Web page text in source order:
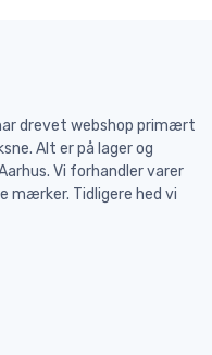
drevet webshop primært
Alt er på lager og
Vi forhandler varer
mærker. Tidligere hed vi